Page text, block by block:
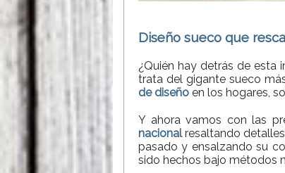
Diseño sueco que
¿Quién hay detrás de esta
trata del gigante sueco
de diseño en los hogares,
Y ahora vamos con las
nacionalresaltando
pasado y ensalzando su
sido hechos bajo métodos